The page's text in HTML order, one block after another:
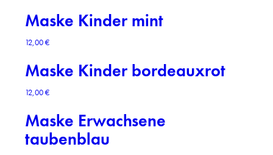
Maske Kinder mint
12,00€
Maske Kinder bordeauxrot
12,00€
Maske Erwachsene
taubenblau